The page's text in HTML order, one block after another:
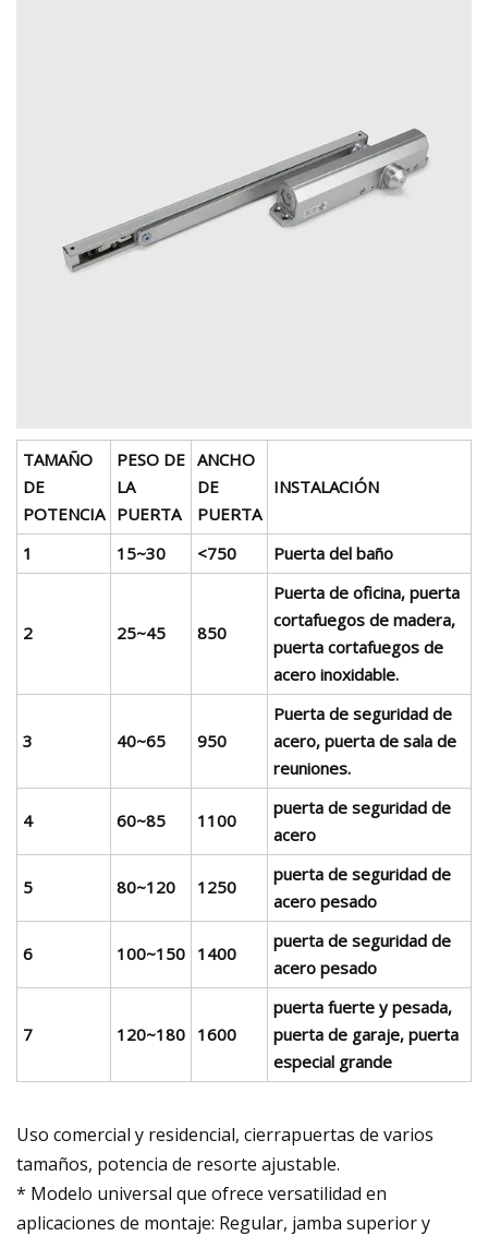
TAMAÑO
DE
POTENCIA
PESO DE
LA
PUERTA
ANCHO
DE
PUERTA
INSTALACIÓN
1 15~30 <750 Puerta del baño
2 25~45 850
Puerta de oficina, puerta
cortafuegos de madera,
puerta cortafuegos de
acero inoxidable.
3 40~65 950
Puerta de seguridad de
acero, puerta de sala de
reuniones.
4 60~85 1100
puerta de seguridad de
acero
5 80~120 1250
puerta de seguridad de
acero pesado
6 100~150 1400
puerta de seguridad de
acero pesado
7 120~180 1600
puerta fuerte y pesada,
puerta de garaje, puerta
especial grande
Uso comercial y residencial, cierrapuertas de varios
tamaños, potencia de resorte ajustable.
* Modelo universal que ofrece versatilidad en
aplicaciones de montaje: Regular, jamba superior y